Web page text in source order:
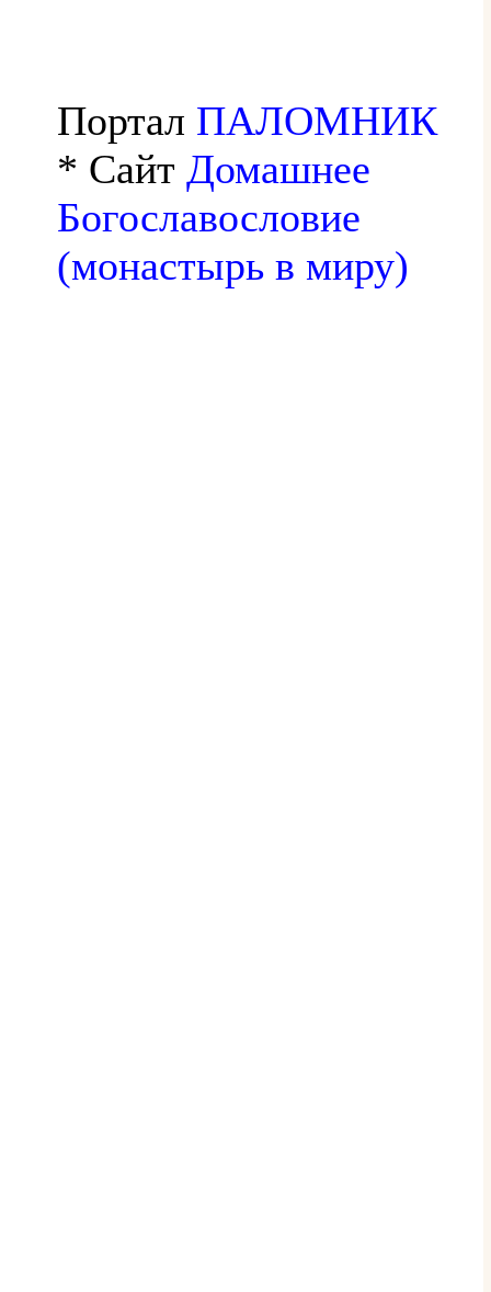
Портал ПАЛОМНИК
* Сайт Домашнее
Богославословие
(монастырь в миру)